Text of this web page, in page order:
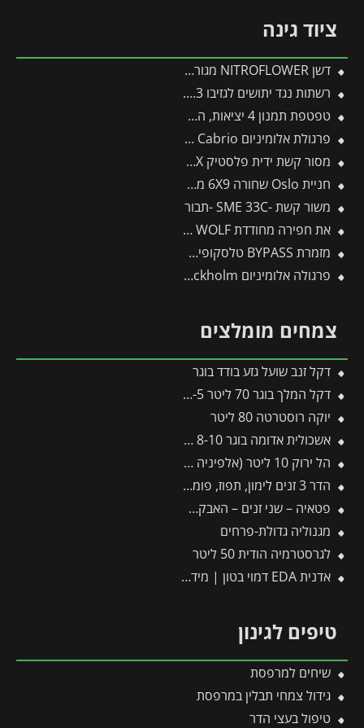
ציוד גינה
דשן NITROFLOWER מגורען 2.5 ק"ג FLOWER
רשתות נגד יתושים לגזיבו Martinique 3.6X5 / Milano 3X4.3 מבית Canopia
טפטפת תמנון 4 יציאות, השקייה מווסתת + טפטפת 8 ליטר לשעה
פרגולת אלומיניום Sierra Cabrio אפורה 3X4.3 נפתחת מבית פלרם – Canopia
מסור קשת ידית פלסטיק CT32EX -תבור
חניית Oslo שחורה 6X9 מבית פלרם – Canopia
משור קשת -SME 33C -תבור
את חפירה מחודדת AS-PD – WOLF
מזמרת BYPASS טלסקופית RR900T – WOLF
פרגולה אלומיניום Stockholm שקופה 3.4X9.5 עיצוב מודרני מבית Canopia
צמחים מומלצים
דקל זנב שועל גזע בודד בוגר
דקל המלך בוגר 70 ליטר 4-5 מטר
יוקה רוסטרטה 80 ליטר
אשכולית אדומה בוגר 8-10 צול
הל ירוק 10 ליטר (אלפיניה הדורה)
הדר 3 זנים לימון, תפוז, פומלה
פטאיה – שני זנים – האבקה עצמית
מגנוליה גדולת-פרחים
לגרסטרמיה הודית 50 ליטר
אדנית EDA דמוי בטון | מידות 78.5X29.5X60 ס"מ | אפור כהה
טיפים לגינון
שיחים למרפסת
גידול צמחי תבלין במרפסת
טיפול בעצי הדר